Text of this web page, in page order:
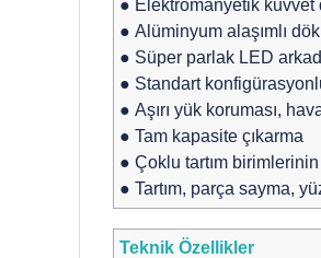
● Elektromanyetik
● Alüminyum alaşımlı
● Süper parlak LED
● Standart
● Aşırı yük koruması,
● Tam kapasite çıkarma
● Çoklu tartım
● Tartım, parça sayma,
Teknik Özellikler